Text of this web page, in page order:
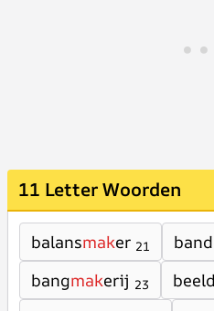
11 Letter Woorden
balansmaker 21
bangmakerij 23 beeld